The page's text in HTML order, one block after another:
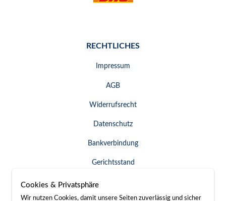
RECHTLICHES
Impressum
AGB
Widerrufsrecht
Datenschutz
Bankverbindung
Gerichtsstand
Widerruf erklären
Cookies & Privatsphäre
Wir nutzen Cookies, damit unsere Seiten zuverlässig und sicher